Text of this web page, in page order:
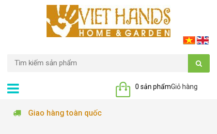
Giỏ hàng
0 sản phẩm
Giao hàng toàn quốc